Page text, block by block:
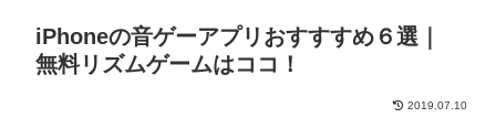
iPhoneの音ゲーアプリおすすすめ６選｜
無料リズムゲームはココ！
2019.07.10